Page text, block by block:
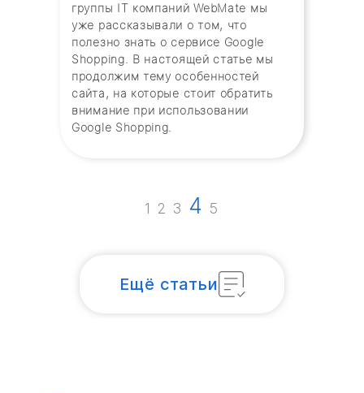
группы IT компаний WebMate мы
уже рассказывали о том, что
полезно знать о сервисе Google
Shopping. В настоящей статье мы
продолжим тему особенностей
сайта, на которые стоит обратить
внимание при использовании
Google Shopping.
1 2 3 4 5
Ещё статьи